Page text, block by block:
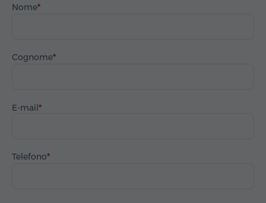
Nome
Cognome
E-mail
Telefono